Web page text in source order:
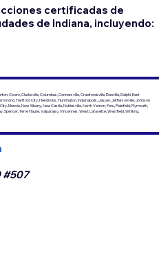
certificadas de
de Indiana, incluyendo:
Cicero, Clarksville, Columbus, Connersville, Crawfordsville, Danville, Delphi, East
Hartford City, Hendricks, Huntington, Indianapolis, Jasper, Jeffersonville, Johnson
Muncie, New Albany, New Castle, Noblesville, North Vernon, Peru, Plainfield, Plymouth,
Spencer, Terre Haute, Valparaiso, Vincennes, West Lafayette, Westfield, Whiting,
#507